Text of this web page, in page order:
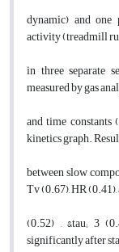
dynamic) and
activity (treadmill
in three separate
measured by gas
and time constants
kinetics graph.
between slow
Tv (0.67), HR (0.41),
(0.52) , &tau; 3
significantly after